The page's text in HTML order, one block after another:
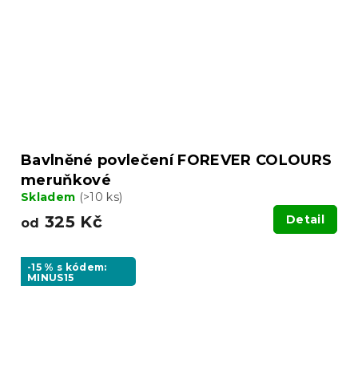
Bavlněné povlečení FOREVER COLOURS
meruňkové
Skladem (>10 ks)
od 325 Kč Detail
-15 % s kódem:
MINUS15